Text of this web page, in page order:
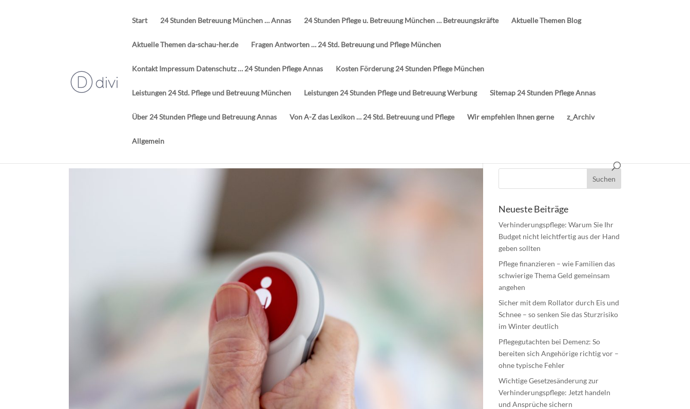
Start 24 Stunden Betreuung München … Annas 24 Stunden Pflege u. Betreuung München … Betreuungskräfte Aktuelle Themen Blog
Aktuelle Themen da-schau-her.de Fragen Antworten … 24 Std. Betreuung und Pflege München
Kontakt Impressum Datenschutz … 24 Stunden Pflege Annas Kosten Förderung 24 Stunden Pflege München
Leistungen 24 Std. Pflege und Betreuung München Leistungen 24 Stunden Pflege und Betreuung Werbung Sitemap 24 Stunden Pflege Annas
Über 24 Stunden Pflege und Betreuung Annas Von A-Z das Lexikon … 24 Std. Betreuung und Pflege Wir empfehlen Ihnen gerne z_Archiv
Allgemein
Neueste Beiträge
Verhinderungspflege: Warum Sie Ihr
Budget nicht leichtfertig aus der Hand
geben sollten
Pflege finanzieren – wie Familien das
schwierige Thema Geld gemeinsam
angehen
Sicher mit dem Rollator durch Eis und
Schnee – so senken Sie das Sturzrisiko
im Winter deutlich
Pflegegutachten bei Demenz: So
bereiten sich Angehörige richtig vor –
ohne typische Fehler
Wichtige Gesetzesänderung zur
Verhinderungspflege: Jetzt handeln
und Ansprüche sichern